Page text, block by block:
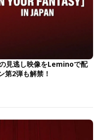
見逃し映像をLeminoで配
第2弾も解禁！